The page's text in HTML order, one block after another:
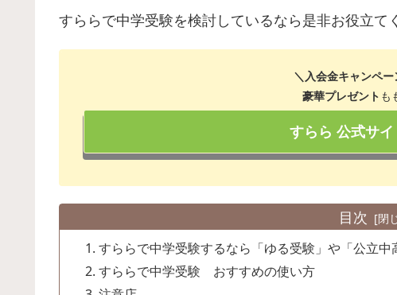
すららで中学受験を検討しているなら是非お役立て
＼入会金キャンペ
豪華プレゼント も
すらら 公式サ
目次
すららで中学受験するなら「ゆる受験」や「公立中
すららで中学受験 おすすめの使い方